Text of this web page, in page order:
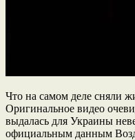
Что на самом деле сняли
Оригинальное видео
выдалась для Украины
официальным данным